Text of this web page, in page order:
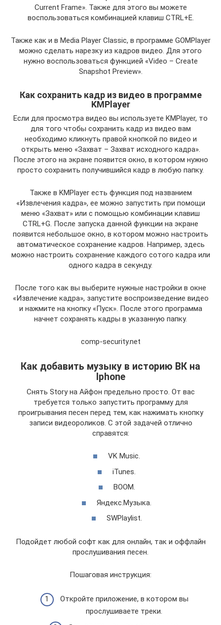
Current Frame». Также для этого вы можете
воспользоваться комбинацией клавиш CTRL+E.
Также как и в Media Player Classic, в программе GOMPlayer
можно сделать нарезку из кадров видео. Для этого
нужно воспользоваться функцией «Video – Create
Snapshot Preview».
Как сохранить кадр из видео в программе
KMPlayer
Если для просмотра видео вы используете KMPlayer, то
для того чтобы сохранить кадр из видео вам
необходимо кликнуть правой кнопкой по видео и
открыть меню «Захват – Захват исходного кадра».
После этого на экране появится окно, в котором нужно
просто сохранить получившийся кадр в любую папку.
Также в KMPlayer есть функция под названием
«Извлечения кадра», ее можно запустить при помощи
меню «Захват» или с помощью комбинации клавиш
CTRL+G. После запуска данной функции на экране
появится небольшое окно, в котором можно настроить
автоматическое сохранение кадров. Например, здесь
можно настроить сохранение каждого сотого кадра или
одного кадра в секунду.
После того как вы выберите нужные настройки в окне
«Извлечение кадра», запустите воспроизведение видео
и нажмите на кнопку «Пуск». После этого программа
начнет сохранять кадры в указанную папку.
comp-security.net
Как добавить музыку в историю ВК на
Iphone
Снять Story на Айфон предельно просто. От вас
требуется только запустить программу для
проигрывания песен перед тем, как нажимать кнопку
записи видеороликов. С этой задачей отлично
справятся:
VK Music.
iTunes.
BOOM.
Яндекс.Музыка.
SWPlaylist.
Подойдет любой софт как для онлайн, так и оффлайн
прослушивания песен.
Пошаговая инструкция:
Откройте приложение, в котором вы
прослушиваете треки.